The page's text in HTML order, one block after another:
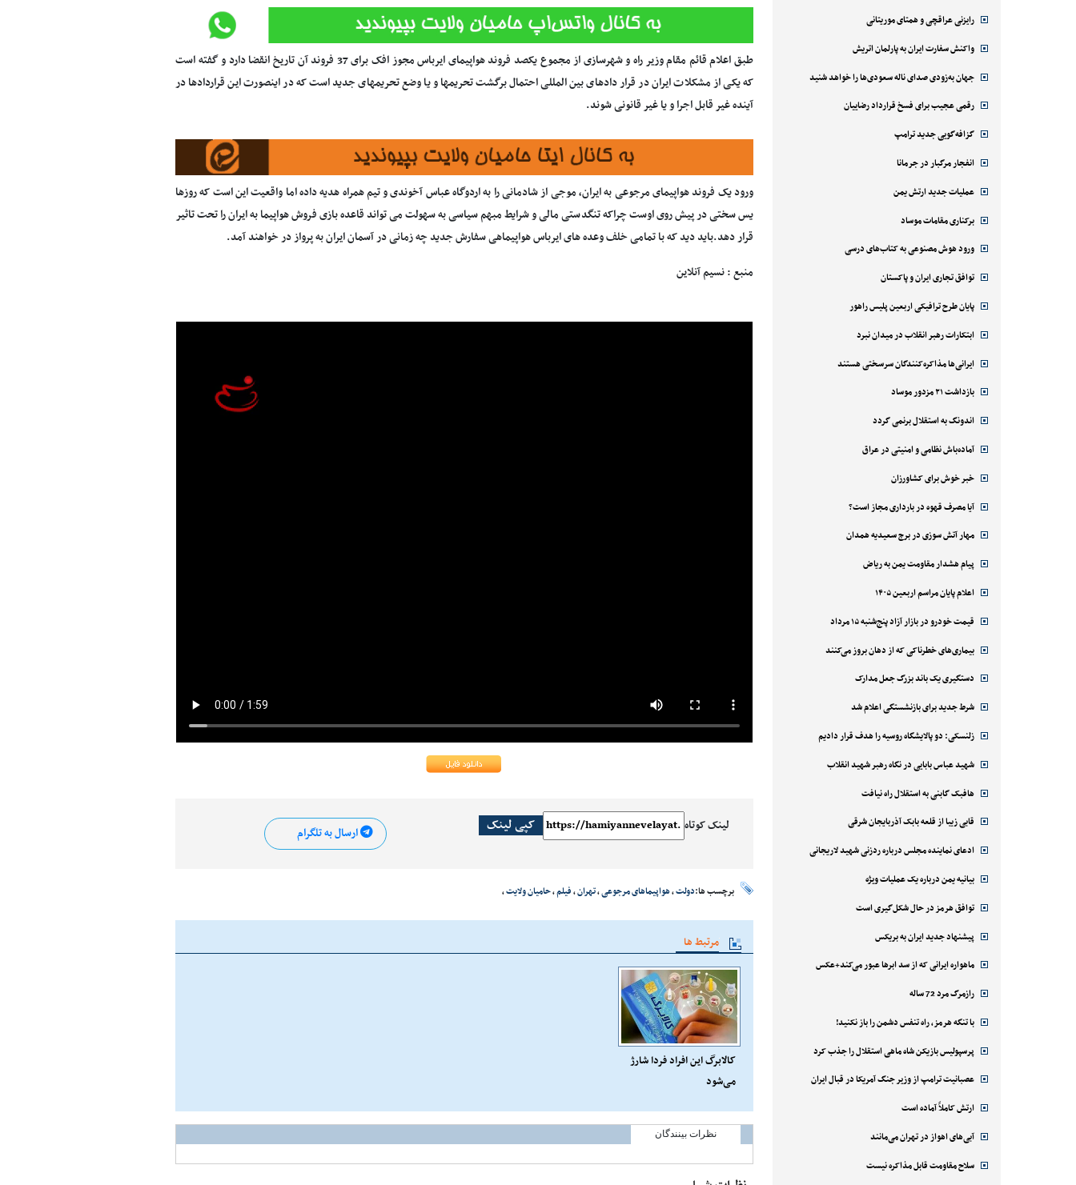
رایزنی عراقچی و همتای موریتانی
واکنش سفارت ایران به پارلمان اتریش
جهان به‌زودی صدای ناله سعودی‌ها را خواهد شنید
رقمی عجیب برای فسخ قرارداد رضاییان
گزافه‌گویی جدید ترامپ
انفجار مرگبار در جرمانا
عملیات جدید ارتش یمن
برکناری مقامات موساد
ورود هوش مصنوعی به کتاب‌های درسی
توافق تجاری ایران و پاکستان
پایان طرح ترافیکی اربعین پلیس راهور
ابتکارات رهبر انقلاب در میدان نبرد
ایرانی‌ها مذاکره‌کنندگان سرسختی هستند
بازداشت ۲۱ مزدور موساد
اندونگ به استقلال برنمی گردد
آماده‌باش نظامی و امنیتی در عراق
خبر خوش برای کشاورزان
آیا مصرف قهوه در بارداری مجاز است؟
مهار آتش سوزی در برج سعیدیه همدان
پیام هشدار مقاومت یمن به ریاض
اعلام پایان مراسم اربعین ۱۴۰۵
قیمت خودرو در بازار آزاد پنج‌شنبه ۱۵ مرداد
بیماری‌های خطرناکی که از دهان بروز می‌کنند
دستگیری یک باند بزرگ جعل مدارک
شرط جدید برای بازنشستگی اعلام شد
زلنسکی: دو پالایشگاه روسیه را هدف قرار دادیم
شهید عباس بابایی در نگاه رهبر شهید انقلاب
هافبک گابنی به استقلال راه نیافت
قابی زیبا از قلعه بابک آذربایجان شرقی
ادعای نماینده مجلس درباره ردزنی شهید لاریجانی
بیانیه یمن درباره یک عملیات ویژه
توافق هرمز در حال شکل‌گیری است
پیشنهاد جدید ایران به بریکس
ماهواره ایرانی که از سد ابرها عبور می‌کند+عکس
رازمرگ مرد 72 ساله
با تنگه هرمز، راه تنفس دشمن را باز نکنید!
پرسپولیس بازیکن شاه ماهی استقلال را جذب کرد
عصبانیت ترامپ از وزیر جنگ آمریکا در قبال ایران
ارتش کاملاً آماده است
آبی‌های اهواز در تهران می‌مانند
سلاح مقاومت قابل مذاکره نیست
طبق اعلام قائم مقام وزیر راه و شهرسازی از مجموع یکصد فروند هواپیمای ایرباس مجوز افک برای 37 فروند آن تاریخ انقضا دارد و گفته است
که یکی از مشکلات ایران در قرار دادهای بین المللی احتمال برگشت تحریمها و یا وضع تحریمهای جدید است که در اینصورت این قراردادها در
آینده غیر قابل اجرا و یا غیر قانونی شوند.
ورود یک فروند هواپیمای مرجوعی به ایران، موجی از شادمانی را به اردوگاه عباس آخوندی و تیم همراه هدیه داده اما واقعیت این است که روزها
یس سختی در پیش روی اوست چراکه تنگدستی مالی و شرایط مبهم سیاسی به سهولت می تواند قاعده بازی فروش هواپیما به ایران را تحت تاثیر
قرار دهد.باید دید که با تمامی خلف وعده های ایرباس هواپیماهی سفارش جدید چه زمانی در آسمان ایران به پرواز در خواهند آمد.
منبع : نسیم آنلاین
لینک کوتاه کپی لینک ارسال به تلگرام
برچسب ها:دولت،هواپیماهای مرجوعی،تهران،فیلم،حامیان ولایت،
مرتبط ها
کالابرگ این افراد فردا شارژ
می‌شود
نظرات بینندگان